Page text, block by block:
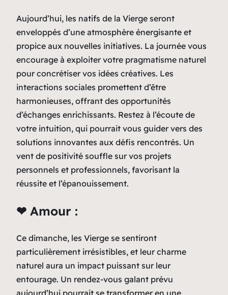
Aujourd’hui, les natifs de la Vierge seront
enveloppés d’une atmosphère énergisante et
propice aux nouvelles initiatives. La journée vous
encourage à exploiter votre pragmatisme naturel
pour concrétiser vos idées créatives. Les
interactions sociales promettent d’être
harmonieuses, offrant des opportunités
d’échanges enrichissants. Restez à l’écoute de
votre intuition, qui pourrait vous guider vers des
solutions innovantes aux défis rencontrés. Un
vent de positivité souffle sur vos projets
personnels et professionnels, favorisant la
réussite et l’épanouissement.
❤ Amour :
Ce dimanche, les Vierge se sentiront
particulièrement irrésistibles, et leur charme
naturel aura un impact puissant sur leur
entourage. Un rendez-vous galant prévu
aujourd’hui pourrait se transformer en une